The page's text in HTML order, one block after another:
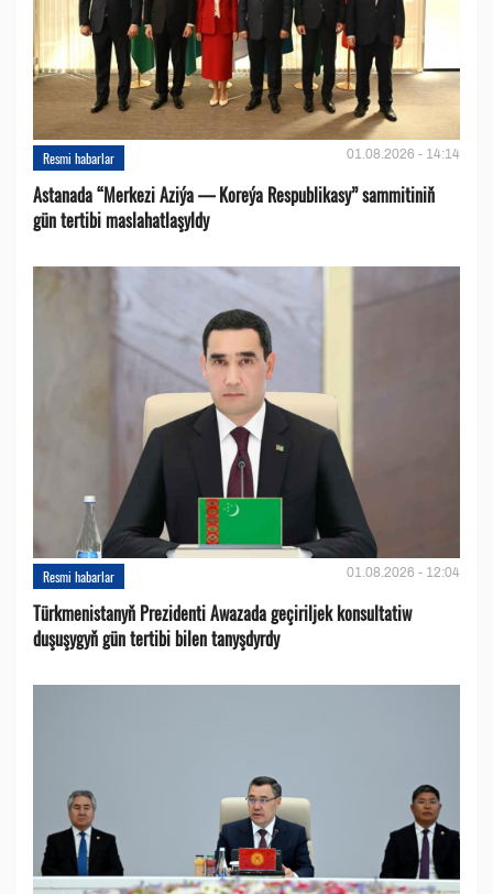
Resmi habarlar 01.08.2026 - 14:14
Astanada “Merkezi Aziýa — Koreýa Respublikasy” sammitiniň
gün tertibi maslahatlaşyldy
Resmi habarlar 01.08.2026 - 12:04
Türkmenistanyň Prezidenti Awazada geçiriljek konsultatiw
duşuşygyň gün tertibi bilen tanyşdyrdy